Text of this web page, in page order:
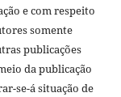
e com respeito
somente
publicações
da publicação
se-á situação de